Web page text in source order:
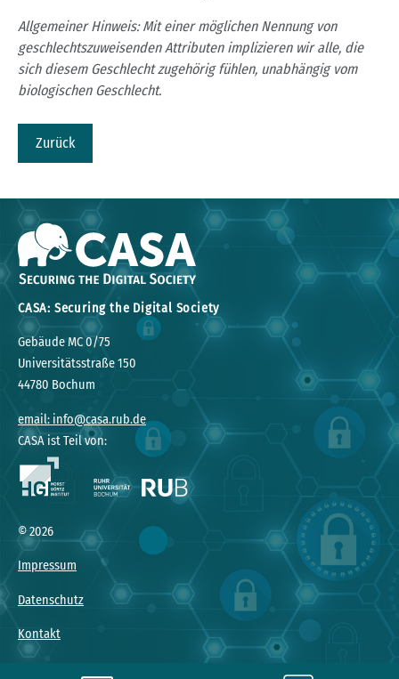
Allgemeiner Hinweis: Mit einer möglichen Nennung von
geschlechtszuweisenden Attributen implizieren wir alle, die
sich diesem Geschlecht zugehörig fühlen, unabhängig vom
biologischen Geschlecht.
Zurück
CASA: Securing the Digital Society
Gebäude MC 0/75
Universitätsstraße 150
44780 Bochum
email: info@casa.rub.de
CASA ist Teil von:
© 2026
Impressum
Datenschutz
Kontakt